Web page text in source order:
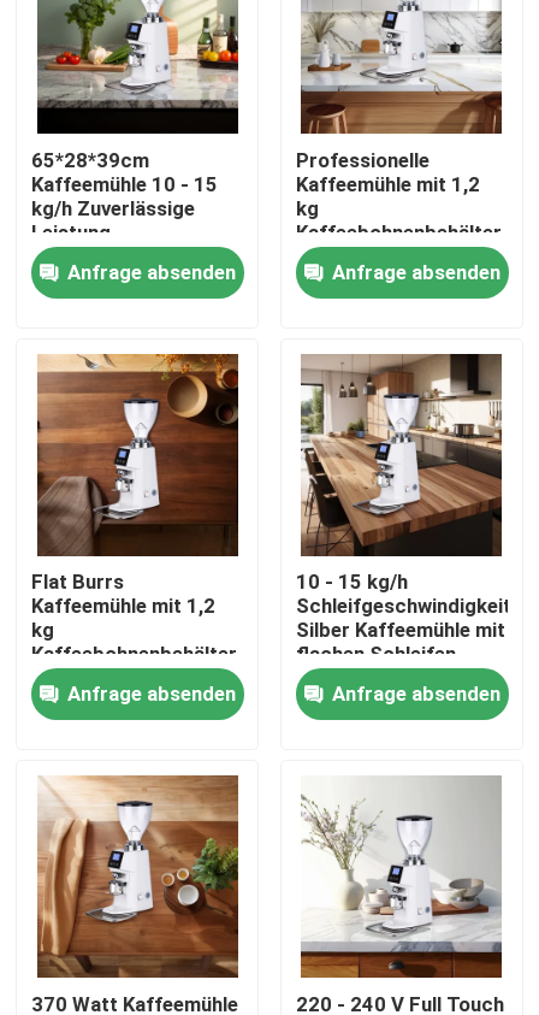
Produkte
VR Show
Über uns
Fabrik-Ausflug
Qualitätskontrolle
Treten Sie mit uns in Verbindung
Fälle
Kaffeebohneschleifer
Burr Coffee Grinder
65*28*39cm
Kaffeemühle 10 - 15
kg/h Zuverlässige
Leistung
Anfrage absenden
Professionelle
Kaffeemühle mit 1,2
kg
Kaffeebohnenbehälter
Anfrage absenden
Flat Burrs
Kaffeemühle mit 1,2
kg
Kaffeebohnenbehälter
Anfrage absenden
10 - 15 kg/h
Schleifgeschwindigkeit
Silber Kaffeemühle mit
flachen Schleifen
Anfrage absenden
370 Watt Kaffeemühle 220 - 240 V Full Touch